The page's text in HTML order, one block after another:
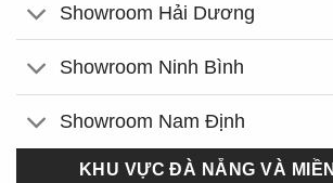
Showroom Hải Dương
Showroom Ninh Bình
Showroom Nam Định
KHU VỰC ĐÀ NẴNG VÀ